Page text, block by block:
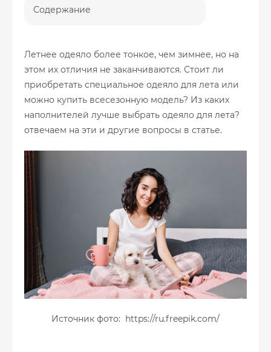
Содержание
Летнее одеяло более тонкое, чем зимнее, но на
этом их отличия не заканчиваются. Стоит ли
приобретать специальное одеяло для лета или
можно купить всесезонную модель? Из каких
наполнителей лучше выбрать одеяло для лета?
отвечаем на эти и другие вопросы в статье.
Источник фото: https://ru.freepik.com/